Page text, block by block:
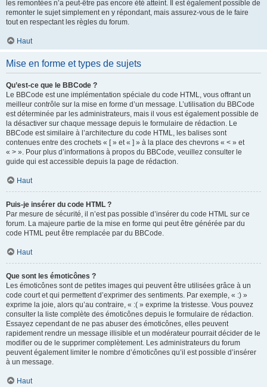
les remontées n’a peut-être pas encore été atteint. Il est également possible de
remonter le sujet simplement en y répondant, mais assurez-vous de le faire
tout en respectant les règles du forum.
Haut
Mise en forme et types de sujets
Qu’est-ce que le BBCode ?
Le BBCode est une implémentation spéciale du code HTML, vous offrant un
meilleur contrôle sur la mise en forme d’un message. L’utilisation du BBCode
est déterminée par les administrateurs, mais il vous est également possible de
la désactiver sur chaque message depuis le formulaire de rédaction. Le
BBCode est similaire à l’architecture du code HTML, les balises sont
contenues entre des crochets « [ » et « ] » à la place des chevrons « < » et
« > ». Pour plus d’informations à propos du BBCode, veuillez consulter le
guide qui est accessible depuis la page de rédaction.
Haut
Puis-je insérer du code HTML ?
Par mesure de sécurité, il n’est pas possible d’insérer du code HTML sur ce
forum. La majeure partie de la mise en forme qui peut être générée par du
code HTML peut être remplacée par du BBCode.
Haut
Que sont les émoticônes ?
Les émoticônes sont de petites images qui peuvent être utilisées grâce à un
code court et qui permettent d’exprimer des sentiments. Par exemple, « :) »
exprime la joie, alors qu’au contraire, « :( » exprime la tristesse. Vous pouvez
consulter la liste complète des émoticônes depuis le formulaire de rédaction.
Essayez cependant de ne pas abuser des émoticônes, elles peuvent
rapidement rendre un message illisible et un modérateur pourrait décider de le
modifier ou de le supprimer complètement. Les administrateurs du forum
peuvent également limiter le nombre d’émoticônes qu’il est possible d’insérer
à un message.
Haut